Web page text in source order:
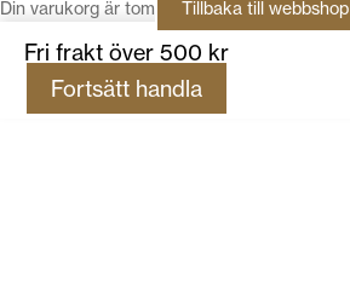
Din varukorg är tom Tillbaka till webbshop
Fri frakt över 500 kr
Fortsätt handla